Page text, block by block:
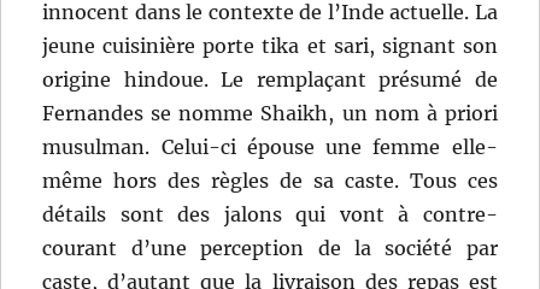
innocent dans le contexte de l’Inde actuelle. La
jeune cuisinière porte tika et sari, signant son
origine hindoue. Le remplaçant présumé de
Fernandes se nomme Shaikh, un nom à priori
musulman. Celui-ci épouse une femme elle-
même hors des règles de sa caste. Tous ces
détails sont des jalons qui vont à contre-
courant d’une perception de la société par
caste, d’autant que la livraison des repas est